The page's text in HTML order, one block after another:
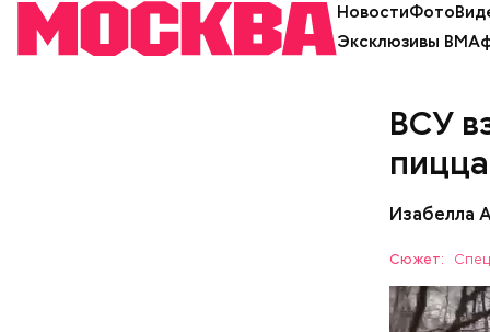
НовостиФото
Эксклюзивы ВМ
ВСУ
Изабелла
Сюжет:
Особенно
Если вы